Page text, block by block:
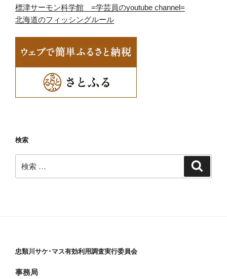
標津サーモン科学館 =学芸員のyoutube channel=
北海道のフィッシングルール
検索
索:
忠類川サケ･マス有効利用調査実行委員会
事務局